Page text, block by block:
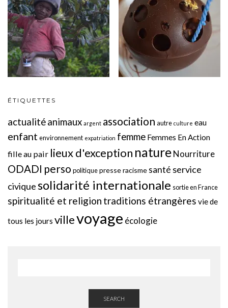
ÉTIQUETTES
actualitéanimaux argent association autre culture eau
enfant environnement expatriation femme Femmes En Action
fille au pair lieux d'exception natureNourriture
ODADI perso politiquepresseracisme santé service
civiquesolidarité internationale sortie en France
spiritualité et religion traditions étrangères vie de
tous les jours villevoyage écologie
SEARCH